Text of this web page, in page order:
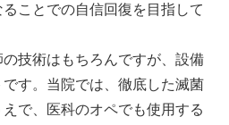
ことでの自信回復を目指して
技術はもちろんですが、設備
す。当院では、徹底した滅菌
で、医科のオペでも使用する